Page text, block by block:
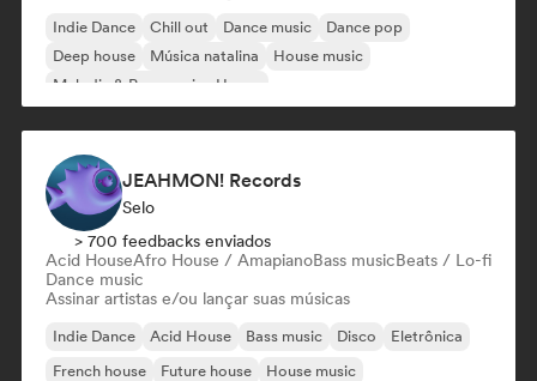
Indie Dance Chill out Dance music
Dance pop
Deep house
Música natalina
House music
Melodic & Progressive House
JEAHMON! Records
Selo
> 700 feedbacks enviados
Acid HouseAfro House / AmapianoBass musicBeats / Lo-fi
Dance music
Assinar artistas e/ou lançar suas músicas
Indie Dance Acid House Bass music Disco
Eletrônica
French house
Future house House music